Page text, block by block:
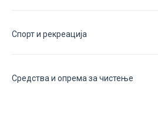
Спорт и рекреација
Средства и опрема за чистење